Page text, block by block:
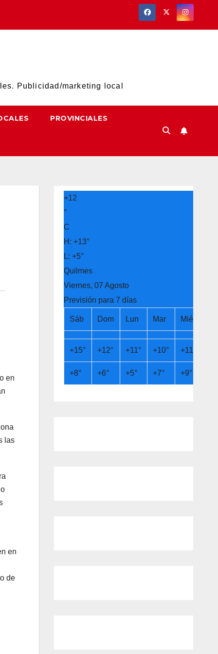
Publicidad/marketing local
PROVINCIALES
en
las
en
de
+12
°
C
H: +13°
L: +5°
Quilmes
Viernes, 07 Agosto
Previsión para 7 días
Sáb Dom Lun Mar Mié
+15° +12° +11° +10° +11°
+8° +6° +5° +7° +9°